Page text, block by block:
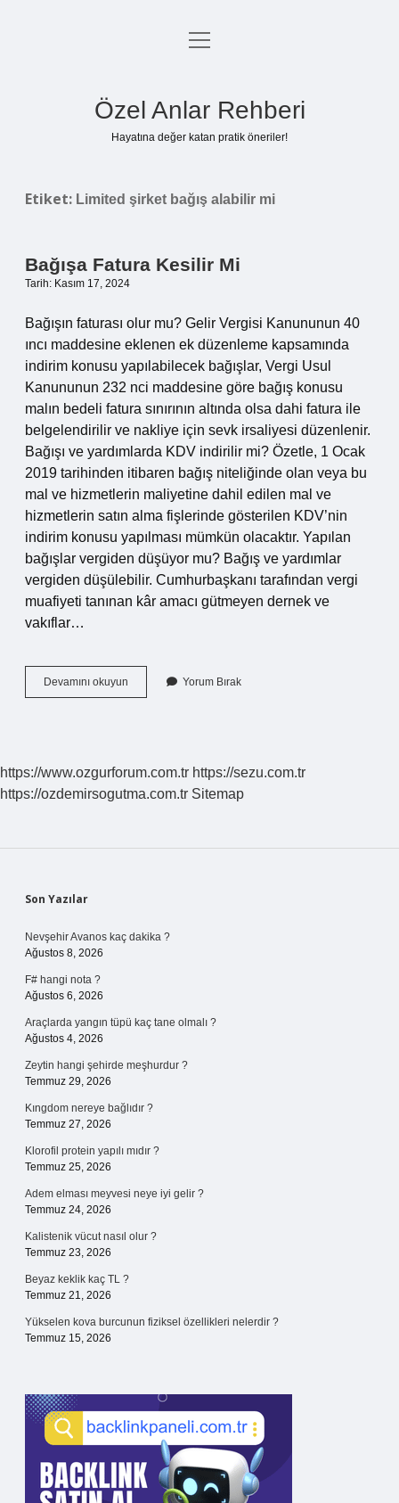
Anasayfa
menüyü
Özel Anlar Rehberi
Hayatına değer katan pratik öneriler!
Etiket: Limited şirket bağış alabilir mi
Bağışa Fatura Kesilir Mi
Tarih: Kasım 17, 2024
Bağışın faturası olur mu? Gelir Vergisi Kanununun 40
ıncı maddesine eklenen ek düzenleme kapsamında
indirim konusu yapılabilecek bağışlar, Vergi Usul
Kanununun 232 nci maddesine göre bağış konusu
malın bedeli fatura sınırının altında olsa dahi fatura ile
belgelendirilir ve nakliye için sevk irsaliyesi düzenlenir.
Bağışı ve yardımlarda KDV indirilir mi? Özetle, 1 Ocak
2019 tarihinden itibaren bağış niteliğinde olan veya bu
mal ve hizmetlerin maliyetine dahil edilen mal ve
hizmetlerin satın alma fişlerinde gösterilen KDV’nin
indirim konusu yapılması mümkün olacaktır. Yapılan
bağışlar vergiden düşüyor mu? Bağış ve yardımlar
vergiden düşülebilir. Cumhurbaşkanı tarafından vergi
muafiyeti tanınan kâr amacı gütmeyen dernek ve
vakıflar…
Devamını okuyun
Fatura
Yorum Bırak
https://www.ozgurforum.com.tr https://sezu.com.tr
https://ozdemirsogutma.com.tr Sitemap
Sidebar
Son Yazılar
Nevşehir Avanos kaç dakika ?
Ağustos 8, 2026
F# hangi nota ?
Ağustos 6, 2026
Araçlarda yangın tüpü kaç tane olmalı ?
Ağustos 4, 2026
Zeytin hangi şehirde meşhurdur ?
Temmuz 29, 2026
Kıngdom nereye bağlıdır ?
Temmuz 27, 2026
Klorofil protein yapılı mıdır ?
Temmuz 25, 2026
Adem elması meyvesi neye iyi gelir ?
Temmuz 24, 2026
Kalistenik vücut nasıl olur ?
Temmuz 23, 2026
Beyaz keklik kaç TL ?
Temmuz 21, 2026
Yükselen kova burcunun fiziksel özellikleri nelerdir ?
Temmuz 15, 2026